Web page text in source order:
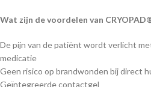
Wat zijn de voordelen van
De pijn van de patiënt wordt verlicht
medicatie
Geen risico op brandwonden bij direct
Geïntegreerde contactgel